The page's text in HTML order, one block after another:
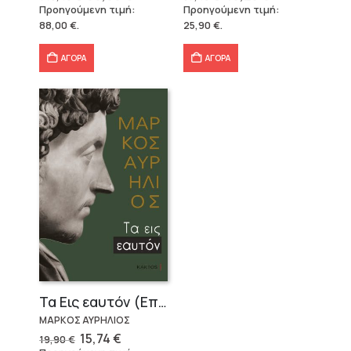
price
was:
τρέχουσα
τιμή
Προηγούμενη τιμή:
88,00€.
ΑΓΟΡΑ
price
was:
τρέχουσα
τιμή
Προηγούμενη τιμή:
25,90€.
ΑΓΟΡΑ
Τα Εις εαυτόν (Επίτομο) – Μάρκος Αυρήλιος
ΜΑΡΚΟΣ ΑΥΡΗΛΙΟΣ
19,90€ Original
15,74€Η